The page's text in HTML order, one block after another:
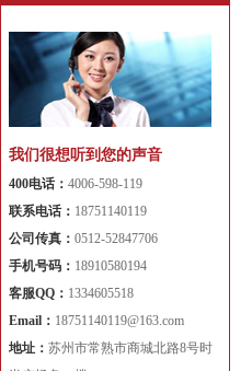
我们很想听到您的声音
400电话： 4006-598-119
联系电话： 18751140119
公司传真： 0512-52847706
手机号码： 18910580194
客服QQ： 1334605518
Email： 18751140119@163.com
地址： 苏州市常熟市商城北路8号时